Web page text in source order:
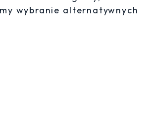
wybranie alternatywnych